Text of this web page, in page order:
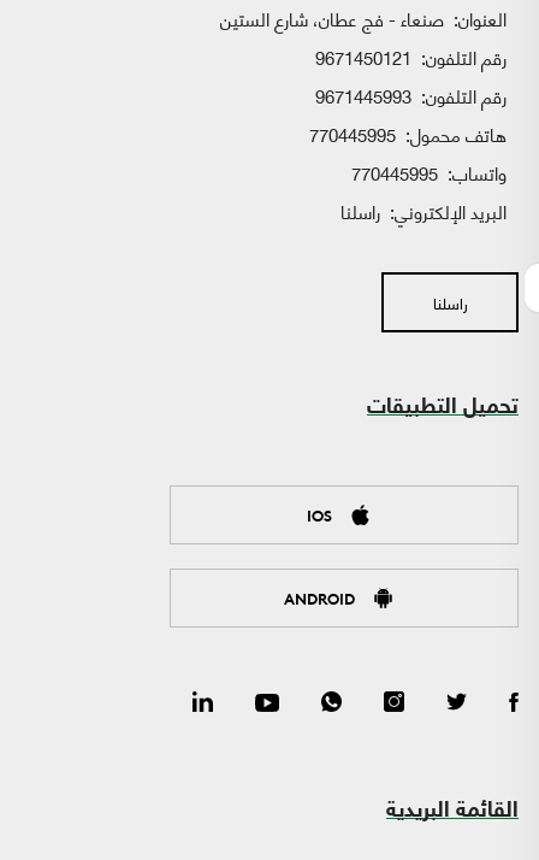
العنوان: صنعاء - فج عطان، شارع الستين
رقم التلفون: 9671450121
رقم التلفون: 9671445993
هاتف محمول: 770445995
واتساب:
البريد الإلكتروني: راسلنا
راسلنا
تحميل التطبيقات
IOS
ANDROID
القائمة البريدية